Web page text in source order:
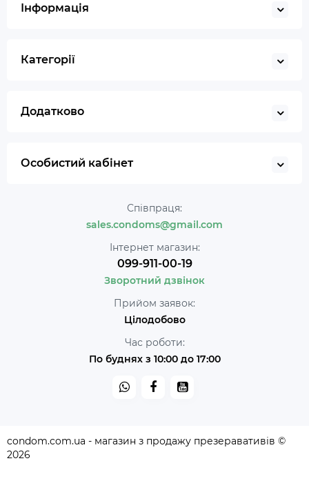
Інформація
Категорії
Додатково
Особистий кабінет
Співпраця:
sales.condoms@gmail.com
Інтернет магазин:
099-911-00-19
Зворотний дзвінок
Прийом заявок:
Цілодобово
Час роботи:
По буднях з 10:00 до 17:00
condom.com.ua - магазин з продажу презеравативів ©
2026